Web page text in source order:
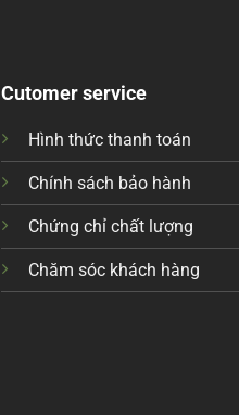
Cutomer service
Hình thức thanh toán
Chính sách bảo hành
Chứng chỉ chất lượng
Chăm sóc khách hàng